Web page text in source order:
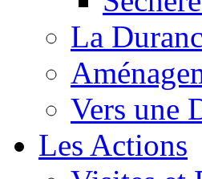
La
Vers une
Les Actions